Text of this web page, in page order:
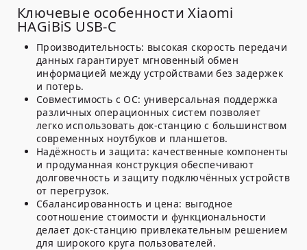
Ключевые особенности Xiaomi
HAGiBiS USB-C
Производительность: высокая скорость передачи
данных гарантирует мгновенный обмен
информацией между устройствами без задержек
и потерь.
Совместимость с ОС: универсальная поддержка
различных операционных систем позволяет
легко использовать док-станцию с большинством
современных ноутбуков и планшетов.
Надёжность и защита: качественные компоненты
и продуманная конструкция обеспечивают
долговечность и защиту подключённых устройств
от перегрузок.
Сбалансированность и цена: выгодное
соотношение стоимости и функциональности
делает док-станцию привлекательным решением
для широкого круга пользователей.